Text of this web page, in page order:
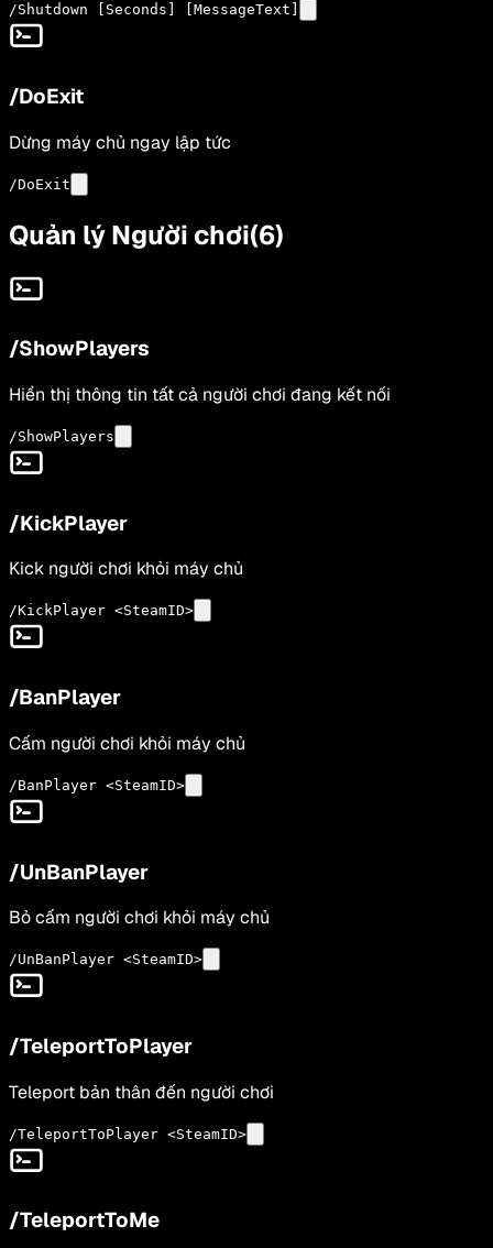
/Shutdown [Seconds] [MessageText]
/DoExit
Dừng máy chủ ngay lập tức
/DoExit
Quản lý Người chơi(6)
/ShowPlayers
Hiển thị thông tin tất cả người chơi đang kết nối
/ShowPlayers
/KickPlayer
Kick người chơi khỏi máy chủ
/KickPlayer <SteamID>
/BanPlayer
Cấm người chơi khỏi máy chủ
/BanPlayer <SteamID>
/UnBanPlayer
Bỏ cấm người chơi khỏi máy chủ
/UnBanPlayer <SteamID>
/TeleportToPlayer
Teleport bản thân đến người chơi
/TeleportToPlayer <SteamID>
/TeleportToMe